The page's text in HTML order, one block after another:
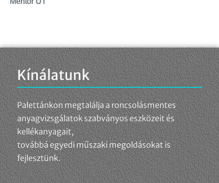
Kínálatunk
Palettánkon megtalálja a roncsolásmentes
anyagvizsgálatok szabványos eszközeit és
kellékanyagait,
továbbá egyedi műszaki megoldásokat is
fejlesztünk.